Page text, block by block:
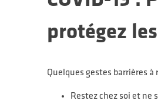
protégez
Quelques gestes barrières
Restez chez soi et ne